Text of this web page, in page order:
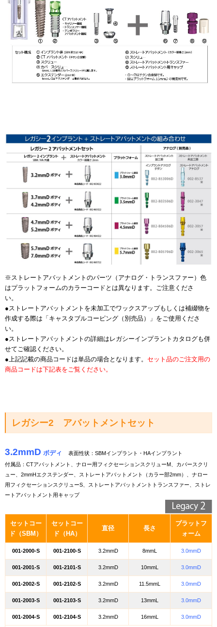
※ストレートアバットメントのパーツ（アナログ・トランスファー）色
はプラットフォームのカラーコードとは異なります。ご注意くださ
い。
●ストレートアバットメントを未加工でワックスアップもしくは補綴物を
作成する際は「キャスタブルコーピング（別売品）」をご使用くださ
い。
●ストレートアバットメントの詳細はレガシーインプラントカタログも併
せてご確認ください。
●上記記載の商品コードは単品の場合となります。 セット品のご注文用の
商品コードは下記表をご覧ください。
レガシー2 アバットメントセット
3.2mmD ボディ 表面性状： SBMインプラント・HAインプラント
付属品：CTアバットメント、ナロー用フィクセーションスクリューM、カバースクリ
ュー、2mmHエクステンダー、ストレートアバットメント（カラー部2mm）、ナロー
用フィクセーションスクリューS、ストレートアバットメントトランスファー、ストレ
ートアバットメント用キャップ
セットコー
ド（SBM）
セットコー
ド（HA）
直径 長さ
プラットフ
ォーム
001-2000-S 001-2100-S 3.2mmD 8mmL 3.0mmD
001-2001-S 001-2101-S 3.2mmD 10mmL 3.0mmD
001-2002-S 001-2102-S 3.2mmD 11.5mmL 3.0mmD
001-2003-S 001-2103-S 3.2mmD 13mmL 3.0mmD
001-2004-S 001-2104-S 3.2mmD 16mmL 3.0mmD